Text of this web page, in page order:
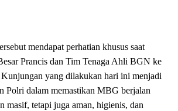
mendapat perhatian khusus saat
Prancis dan Tim Tenaga Ahli BGN ke
yang dilakukan hari ini menjadi
Polri dalam memastikan MBG berjalan
masif, tetapi juga aman, higienis, dan